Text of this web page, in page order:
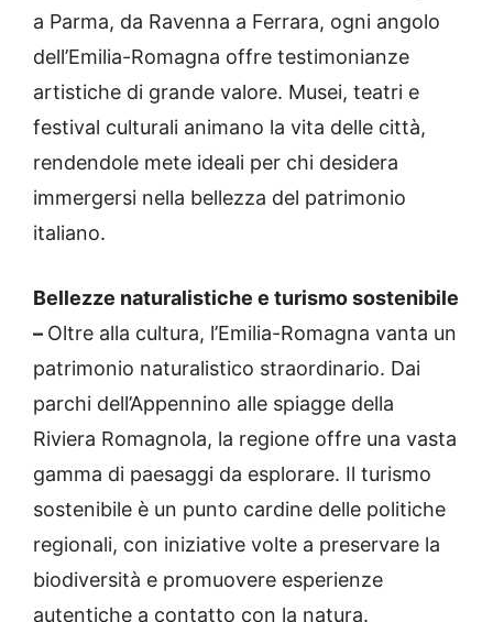
a Parma, da Ravenna a Ferrara, ogni angolo
dell’Emilia-Romagna offre testimonianze
artistiche di grande valore. Musei, teatri e
festival culturali animano la vita delle città,
rendendole mete ideali per chi desidera
immergersi nella bellezza del patrimonio
italiano.
Bellezze naturalistiche e turismo sostenibile
– Oltre alla cultura, l’Emilia-Romagna vanta un
patrimonio naturalistico straordinario. Dai
parchi dell’Appennino alle spiagge della
Riviera Romagnola, la regione offre una vasta
gamma di paesaggi da esplorare. Il turismo
sostenibile è un punto cardine delle politiche
regionali, con iniziative volte a preservare la
biodiversità e promuovere esperienze
autentiche a contatto con la natura.